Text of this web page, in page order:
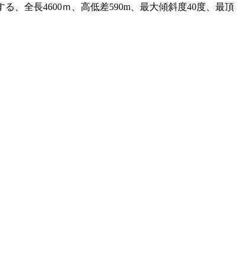
、全長4600ｍ、高低差590m、最大傾斜度40度、最頂